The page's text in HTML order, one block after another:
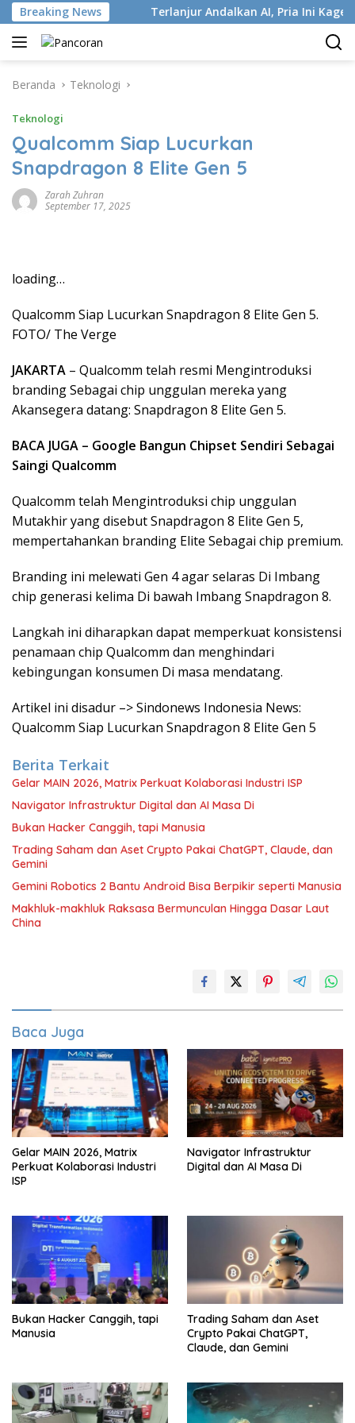
Langsung
ke
konten
Breaking News
ISP Terlanjur Andalkan AI, Pria Ini Kaget Idap
Beranda Teknologi
Teknologi
Qualcomm Siap Lucurkan
Snapdragon 8 Elite Gen 5
Zarah Zuhran
September 17, 2025
loading…
Qualcomm Siap Lucurkan Snapdragon 8 Elite Gen 5.
FOTO/ The Verge
JAKARTA – Qualcomm telah resmi Mengintroduksi
branding Sebagai chip unggulan mereka yang
Akansegera datang: Snapdragon 8 Elite Gen 5.
BACA JUGA – Google Bangun Chipset Sendiri Sebagai
Saingi Qualcomm
Qualcomm telah Mengintroduksi chip unggulan
Mutakhir yang disebut Snapdragon 8 Elite Gen 5,
mempertahankan branding Elite Sebagai chip premium.
Branding ini melewati Gen 4 agar selaras Di Imbang
chip generasi kelima Di bawah Imbang Snapdragon 8.
Langkah ini diharapkan dapat memperkuat konsistensi
penamaan chip Qualcomm dan menghindari
kebingungan konsumen Di masa mendatang.
Artikel ini disadur –> Sindonews Indonesia News:
Qualcomm Siap Lucurkan Snapdragon 8 Elite Gen 5
Berita Terkait
Gelar MAIN 2026, Matrix Perkuat Kolaborasi Industri ISP
Navigator Infrastruktur Digital dan AI Masa Di
Bukan Hacker Canggih, tapi Manusia
Trading Saham dan Aset Crypto Pakai ChatGPT, Claude, dan
Gemini
Gemini Robotics 2 Bantu Android Bisa Berpikir seperti Manusia
Makhluk-makhluk Raksasa Bermunculan Hingga Dasar Laut
China
Baca Juga
Gelar MAIN 2026, Matrix
Perkuat Kolaborasi Industri
ISP
Navigator Infrastruktur
Digital dan AI Masa Di
Bukan Hacker Canggih, tapi
Manusia
Trading Saham dan Aset
Crypto Pakai ChatGPT,
Claude, dan Gemini